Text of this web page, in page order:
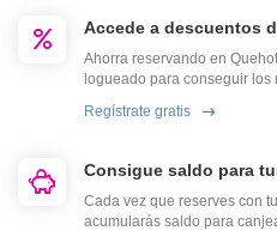
Accede a descuentos
Ahorra reservando en
logueado para conseguir los
Regístrate gratis
Consigue saldo para
Cada vez que reserves con
acumularás saldo para